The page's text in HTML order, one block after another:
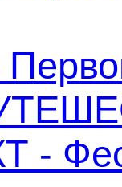
-